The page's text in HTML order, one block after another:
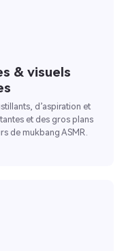
& visuels
d’aspiration et
et des gros plans
de mukbang ASMR.